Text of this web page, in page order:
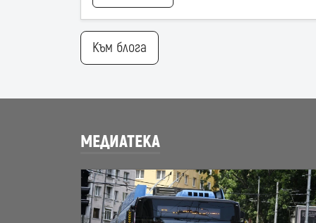
Към блога
МЕДИАТЕКА